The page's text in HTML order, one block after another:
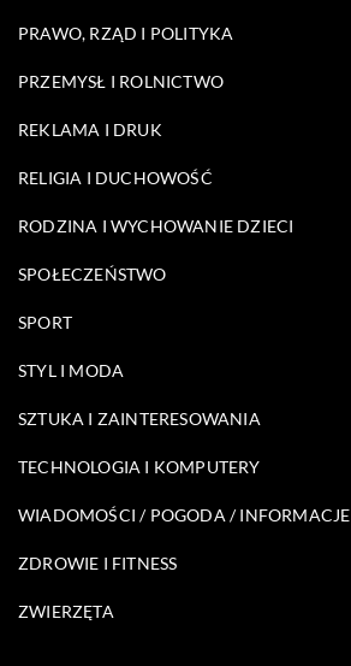
PRAWO, RZĄD I POLITYKA
PRZEMYSŁ I ROLNICTWO
REKLAMA I DRUK
RELIGIA I DUCHOWOŚĆ
RODZINA I WYCHOWANIE DZIECI
SPOŁECZEŃSTWO
SPORT
STYL I MODA
SZTUKA I ZAINTERESOWANIA
TECHNOLOGIA I KOMPUTERY
WIADOMOŚCI / POGODA / INFORMACJE
ZDROWIE I FITNESS
ZWIERZĘTA